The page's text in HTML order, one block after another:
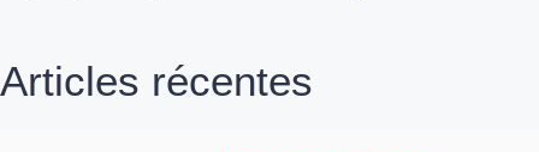
Articles récentes